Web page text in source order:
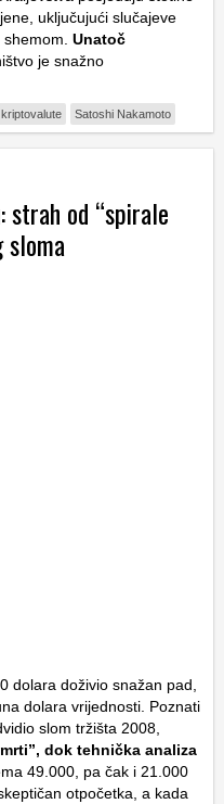
uključujući slučajeve
Unatoč
je snažno
kriptovalute Satoshi Nakamoto
strah od “spirale
dolara doživio snažan pad,
dolara vrijednosti. Poznati
slom tržišta 2008,
dok tehnička analiza
49.000, pa čak i 21.000
otpočetka, a kada